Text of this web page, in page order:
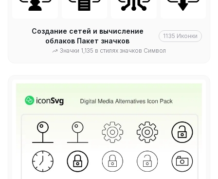
Создание сетей и вычисление
облаков Пакет значков
1135 Иконки
Значки 1,135 в стилях значков Символ